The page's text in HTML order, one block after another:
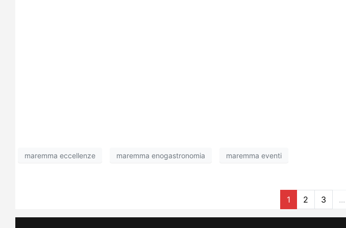
maremma eccellenze maremma enogastronomia maremma eventi
1 2 3 ...